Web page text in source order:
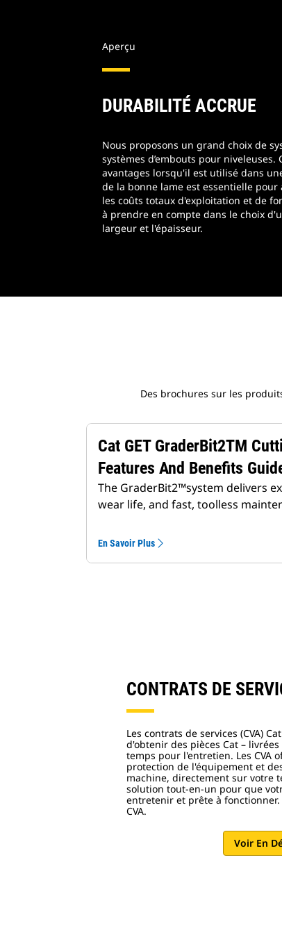
Aperçu
DURABILITÉ ACCRUE
Nous proposons un grand choix de
systèmes d’embouts pour
avantages lorsqu'il est utilisé dans
de la bonne lame est essentielle
les coûts totaux d'exploitation et de
à prendre en compte dans le choix
largeur et l'épaisseur.
Des brochures sur les
Cat GET GraderBit2TM
Features And Benefits
The GraderBit2™️system delivers
wear life, and fast, toolless
En Savoir Plus
CONTRATS DE
Les contrats de services (CVA)
d'obtenir des pièces Cat –
temps pour l'entretien. Les CVA
protection de l'équipement et
machine, directement sur votre
solution tout-en-un pour que
entretenir et prête à fonctionner.
CVA.
Voir En